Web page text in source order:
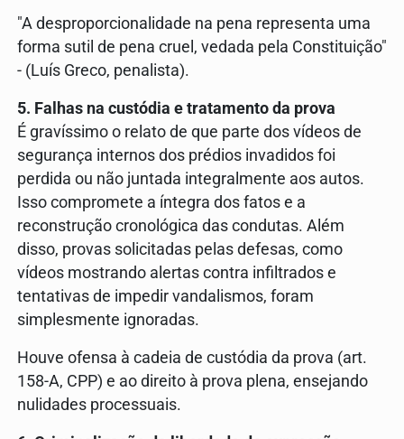
"A desproporcionalidade na pena representa uma
forma sutil de pena cruel, vedada pela Constituição"
- (Luís Greco, penalista).
5. Falhas na custódia e tratamento da prova
É gravíssimo o relato de que parte dos vídeos de
segurança internos dos prédios invadidos foi
perdida ou não juntada integralmente aos autos.
Isso compromete a íntegra dos fatos e a
reconstrução cronológica das condutas. Além
disso, provas solicitadas pelas defesas, como
vídeos mostrando alertas contra infiltrados e
tentativas de impedir vandalismos, foram
simplesmente ignoradas.
Houve ofensa à cadeia de custódia da prova (art.
158-A, CPP) e ao direito à prova plena, ensejando
nulidades processuais.